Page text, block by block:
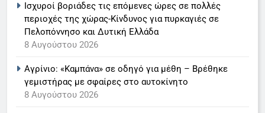
Ισχυροί βοριάδες τις επόμενες ώρες σε πολλές
περιοχές της χώρας-Κίνδυνος για πυρκαγιές σε
Πελοπόννησο και Δυτική Ελλάδα
8 Αυγούστου 2026
Αγρίνιο: «Καμπάνα» σε οδηγό για μέθη – Βρέθηκε
γεμιστήρας με σφαίρες στο αυτοκίνητο
8 Αυγούστου 2026
6
Στον ΑΝΤ1 η Σία Κοσιώνη- Η
7